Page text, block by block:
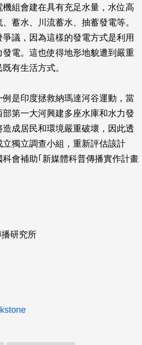
組會建在具有充足水量，水位高
蓄水、川流蓄水、抽蓄發電等。
議，因為這樣的發電方式是利用
電。這也使得地形地貌遭到嚴重
有生活方式。
是印度拯救納瑪達河谷運動，當
第一大河興建多座水庫和水力發
成居民和環境嚴重破壞，因此透
獨立調查小組，重新評估該計
會補助｢新媒體科普傳播實作計畫
研究所